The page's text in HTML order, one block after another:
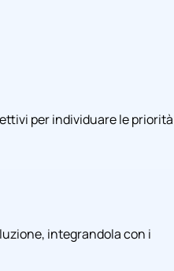
per individuare le priorità
integrandola con i